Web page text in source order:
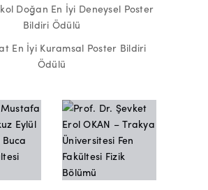
Doğan En İyi Deneysel Poster
Bildiri Ödülü
En İyi Kuramsal Poster Bildiri
Ödülü